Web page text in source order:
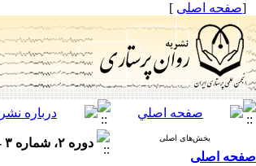
[صفحه اصلی ]
بخش‌های اصلی
صفحه اصلی
دوره ۲، شماره ۳ - ( پاییز ۱۳۹۳ )